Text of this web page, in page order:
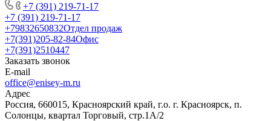
+7 (391) 219-71-17
+7 (391) 219-71-17
+79832650832Отдел продаж
+7(391)205-82-84Офис
+7(391)2510447
Заказать звонок
E-mail
office@enisey-m.ru
Адрес
Россия, 660015, Красноярский край, г.о. г. Красноярск, п.
Солонцы, квартал Торговый, стр.1А/2